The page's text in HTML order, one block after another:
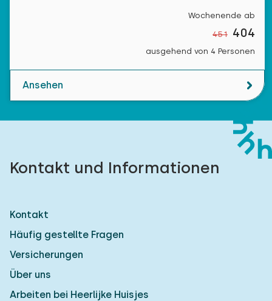
Wochenende ab
451 404
ausgehend von 4 Personen
Ansehen
Kontakt und Informationen
Kontakt
Häufig gestellte Fragen
Versicherungen
Über uns
Arbeiten bei Heerlijke Huisjes